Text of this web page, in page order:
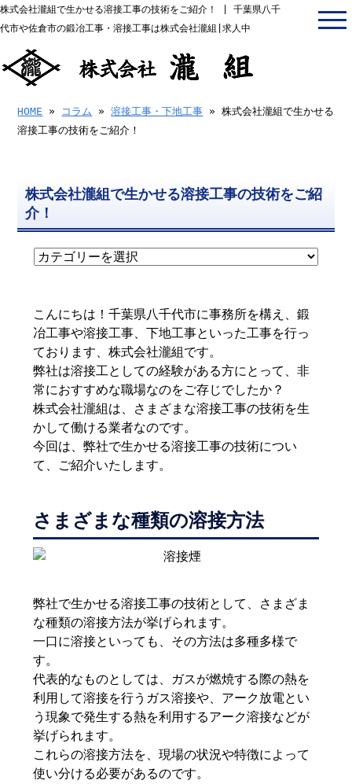
株式会社瀧組で生かせる溶接工事の技術をご紹介！ | 千葉県八千
代市や佐倉市の鍛冶工事・溶接工事は株式会社瀧組|求人中
HOME » コラム »溶接工事・下地工事 » 株式会社瀧組で生かせる
溶接工事の技術をご紹介！
株式会社瀧組で生かせる溶接工事の技術をご紹
介！
こんにちは！千葉県八千代市に事務所を構え、鍛
冶工事や溶接工事、下地工事といった工事を行っ
ております、株式会社瀧組です。
弊社は溶接工としての経験がある方にとって、非
常におすすめな職場なのをご存じでしたか？
株式会社瀧組は、さまざまな溶接工事の技術を生
かして働ける業者なのです。
今回は、弊社で生かせる溶接工事の技術につい
て、ご紹介いたします。
さまざまな種類の溶接方法
弊社で生かせる溶接工事の技術として、さまざま
な種類の溶接方法が挙げられます。
一口に溶接といっても、その方法は多種多様で
す。
代表的なものとしては、ガスが燃焼する際の熱を
利用して溶接を行うガス溶接や、アーク放電とい
う現象で発生する熱を利用するアーク溶接などが
挙げられます。
これらの溶接方法を、現場の状況や特徴によって
使い分ける必要があるのです。